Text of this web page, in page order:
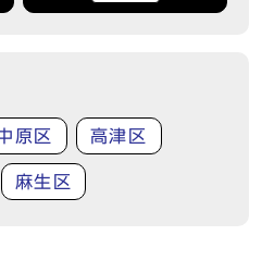
原区 高津区
麻生区